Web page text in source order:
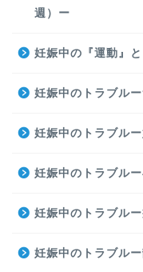
週）ー
妊娠中の『運動』と
妊娠中のトラブル
妊娠中のトラブル
妊娠中のトラブル
妊娠中のトラブル
妊娠中のトラブル